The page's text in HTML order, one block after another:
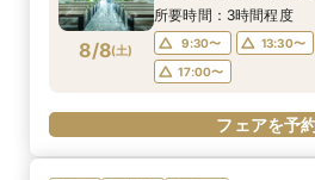
8/8(土)
気品ある非日常空間の
監修*試食付フェア
所要時間：3時間程度
9:30〜
13:30〜
17:00〜
フェアを予